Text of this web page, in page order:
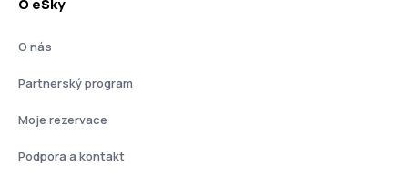
O eSky
O nás
Partnerský program
Moje rezervace
Podpora a kontakt